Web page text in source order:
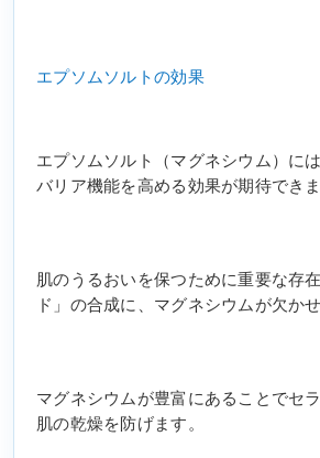
エプソムソルトの効果
エプソムソルト（マグネシウム）に
バリア機能を高める効果が期待できま
肌のうるおいを保つために重要な存
ド」の合成に、マグネシウムが欠か
マグネシウムが豊富にあることでセ
肌の乾燥を防げます。